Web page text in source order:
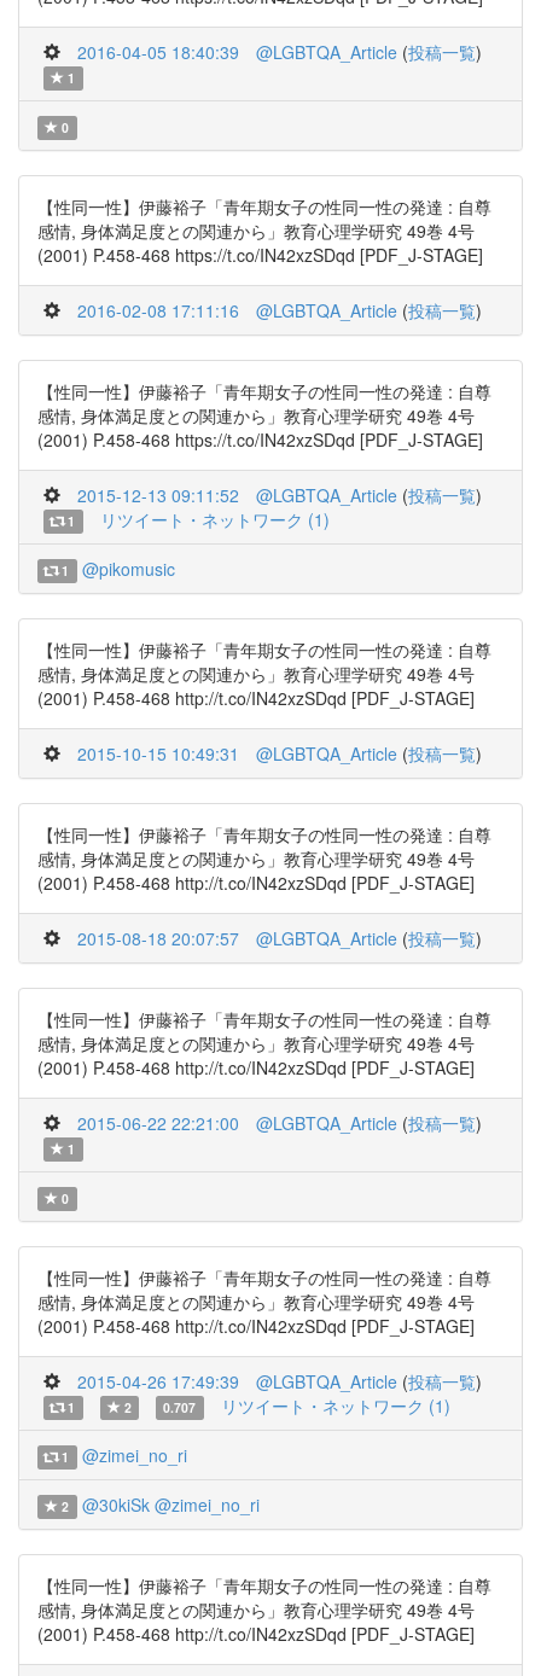
2016-04-05 18:40:39 @LGBTQA_Article (投稿一覧)
1
0
【性同一性】伊藤裕子「青年期女子の性同一性の発達 : 自尊
感情, 身体満足度との関連から」教育心理学研究 49巻 4号
(2001) P.458-468 https://t.co/IN42xzSDqd [PDF_J-STAGE]
2016-02-08 17:11:16 @LGBTQA_Article (投稿一覧)
【性同一性】伊藤裕子「青年期女子の性同一性の発達 : 自尊
感情, 身体満足度との関連から」教育心理学研究 49巻 4号
(2001) P.458-468 https://t.co/IN42xzSDqd [PDF_J-STAGE]
2015-12-13 09:11:52 @LGBTQA_Article (投稿一覧)
1 リツイート・ネットワーク (1)
1 @pikomusic
【性同一性】伊藤裕子「青年期女子の性同一性の発達 : 自尊
感情, 身体満足度との関連から」教育心理学研究 49巻 4号
(2001) P.458-468 http://t.co/IN42xzSDqd [PDF_J-STAGE]
2015-10-15 10:49:31 @LGBTQA_Article (投稿一覧)
【性同一性】伊藤裕子「青年期女子の性同一性の発達 : 自尊
感情, 身体満足度との関連から」教育心理学研究 49巻 4号
(2001) P.458-468 http://t.co/IN42xzSDqd [PDF_J-STAGE]
2015-08-18 20:07:57 @LGBTQA_Article (投稿一覧)
【性同一性】伊藤裕子「青年期女子の性同一性の発達 : 自尊
感情, 身体満足度との関連から」教育心理学研究 49巻 4号
(2001) P.458-468 http://t.co/IN42xzSDqd [PDF_J-STAGE]
2015-06-22 22:21:00 @LGBTQA_Article (投稿一覧)
1
0
【性同一性】伊藤裕子「青年期女子の性同一性の発達 : 自尊
感情, 身体満足度との関連から」教育心理学研究 49巻 4号
(2001) P.458-468 http://t.co/IN42xzSDqd [PDF_J-STAGE]
2015-04-26 17:49:39 @LGBTQA_Article (投稿一覧)
1 2 0.707 リツイート・ネットワーク (1)
1 @zimei_no_ri
2 @30kiSk @zimei_no_ri
【性同一性】伊藤裕子「青年期女子の性同一性の発達 : 自尊
感情, 身体満足度との関連から」教育心理学研究 49巻 4号
(2001) P.458-468 http://t.co/IN42xzSDqd [PDF_J-STAGE]